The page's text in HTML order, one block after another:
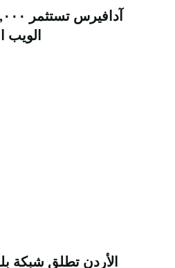
الويب
الأردن تطلق شبكة